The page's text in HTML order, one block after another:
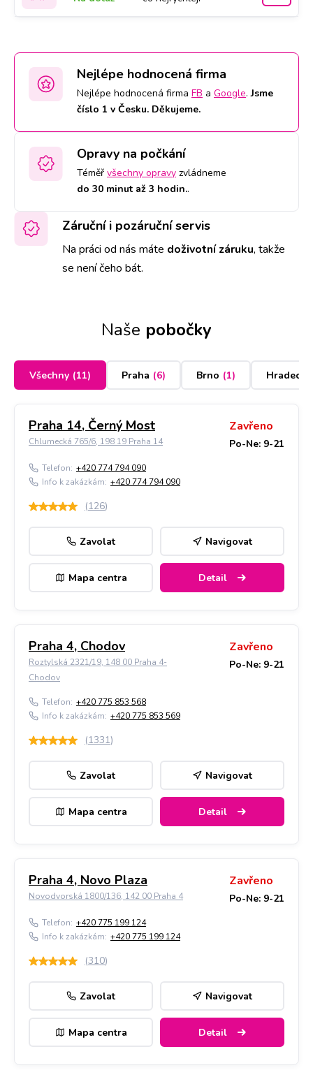
Nejlépe hodnocená firma
Nejlépe hodnocená firma FB a Google.Jsme
číslo 1 v Česku. Děkujeme.
Opravy na počkání
Téměř všechny opravy zvládneme
do 30 minut až 3 hodin..
Záruční i pozáruční servis
Na práci od nás máte doživotní záruku, takže
se není čeho bát.
Naše pobočky
Všechny (11) Praha (6) Brno (1) Hradec
Praha 14, Černý Most
Chlumecká 765/6, 198 19 Praha 14
Zavřeno
Po-Ne: 9-21
Telefon: +420 774 794 090
Info k zakázkám: +420 774 794 090
(126)
Zavolat Navigovat
Mapa centra Detail
Praha 4, Chodov
Roztylská 2321/19, 148 00 Praha 4-
Chodov
Zavřeno
Po-Ne: 9-21
Telefon: +420 775 853 568
Info k zakázkám: +420 775 853 569
(1331)
Zavolat Navigovat
Mapa centra Detail
Praha 4, Novo Plaza
Novodvorská 1800/136, 142 00 Praha 4
Zavřeno
Po-Ne: 9-21
Telefon: +420 775 199 124
Info k zakázkám: +420 775 199 124
(310)
Zavolat Navigovat
Mapa centra Detail